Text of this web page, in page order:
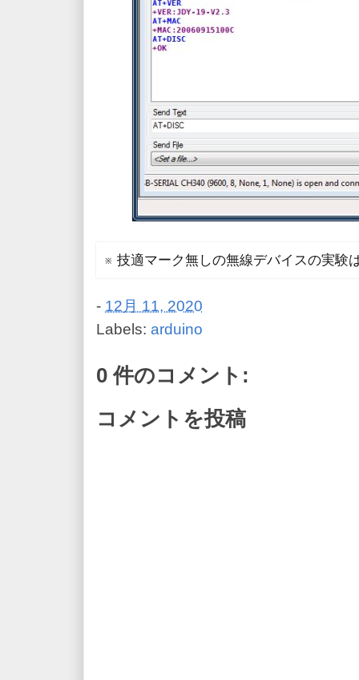
※ 技適マーク無しの無線デバイスの実験
- 12月 11, 2020
Labels: arduino
0 件のコメント:
コメントを投稿